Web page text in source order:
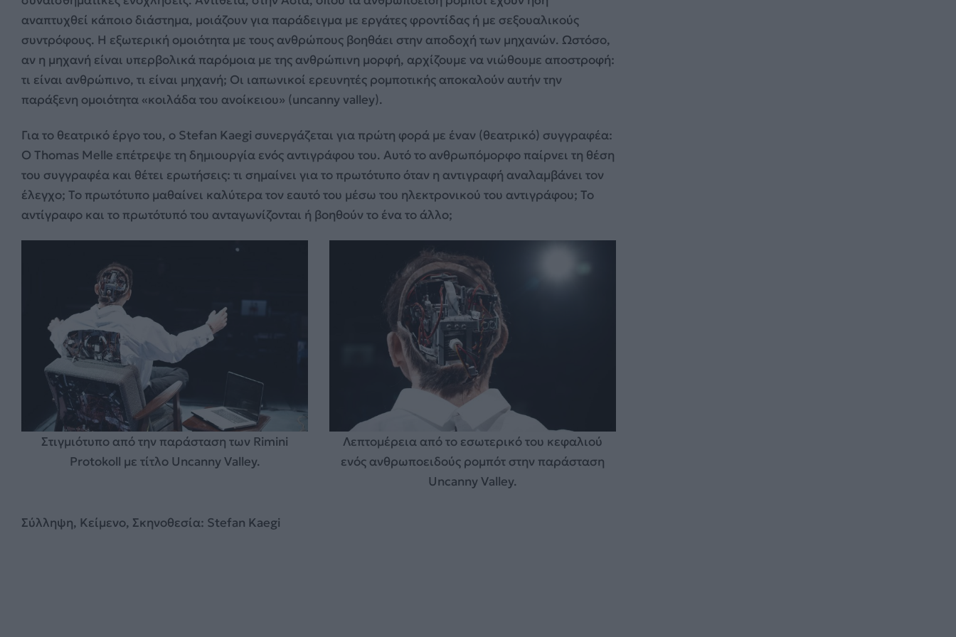
αναπτυχθεί κάποιο διάστημα, μοιάζουν για παράδειγμα με εργάτες φροντίδας ή με σεξουαλικούς
συντρόφους. Η εξωτερική ομοιότητα με τους ανθρώπους βοηθάει στην αποδοχή των μηχανών. Ωστόσο,
αν η μηχανή είναι υπερβολικά παρόμοια με της ανθρώπινη μορφή, αρχίζουμε να νιώθουμε αποστροφή:
τι είναι ανθρώπινο, τι είναι μηχανή; Οι ιαπωνικοί ερευνητές ρομποτικής αποκαλούν αυτήν την
παράξενη ομοιότητα «κοιλάδα του ανοίκειου» (uncanny valley).
Για το θεατρικό έργο του, ο Stefan Kaegi συνεργάζεται για πρώτη φορά με έναν (θεατρικό) συγγραφέα:
Ο Thomas Melle επέτρεψε τη δημιουργία ενός αντιγράφου του. Αυτό το ανθρωπόμορφο παίρνει τη θέση
του συγγραφέα και θέτει ερωτήσεις: τι σημαίνει για το πρωτότυπο όταν η αντιγραφή αναλαμβάνει τον
έλεγχο; Το πρωτότυπο μαθαίνει καλύτερα τον εαυτό του μέσω του ηλεκτρονικού του αντιγράφου; Το
αντίγραφο και το πρωτότυπό του ανταγωνίζονται ή βοηθούν το ένα το άλλο;
Στιγμιότυπο από την παράσταση των Rimini
Protokoll με τίτλο Uncanny Valley.
Λεπτομέρεια από το εσωτερικό του κεφαλιού
ενός ανθρωποειδούς ρομπότ στην παράσταση
Uncanny Valley.
Σύλληψη, Κείμενο, Σκηνοθεσία: Stefan Kaegi